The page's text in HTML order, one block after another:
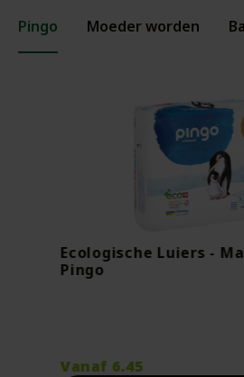
Pingo Moeder worden
Ecologische Luiers -
Pingo
Vanaf 6.45